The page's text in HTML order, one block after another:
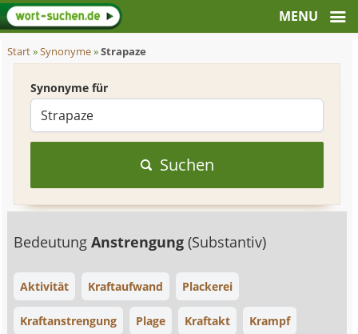
Start»Synonyme»Strapaze
Synonyme für
Suchen
BedeutungAnstrengung(Substantiv)
Aktivität Kraftaufwand Plackerei
Kraftanstrengung Plage Kraftakt Krampf